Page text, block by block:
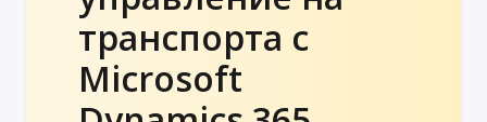
транспорта с
Microsoft